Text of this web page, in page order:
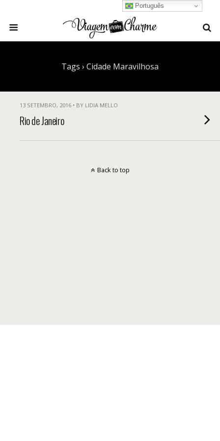
Tags › Cidade Maravilhosa
13 SETEMBRO, 2016 • BY LIDIA MELLO
Rio de Janeiro
Português
Back to top